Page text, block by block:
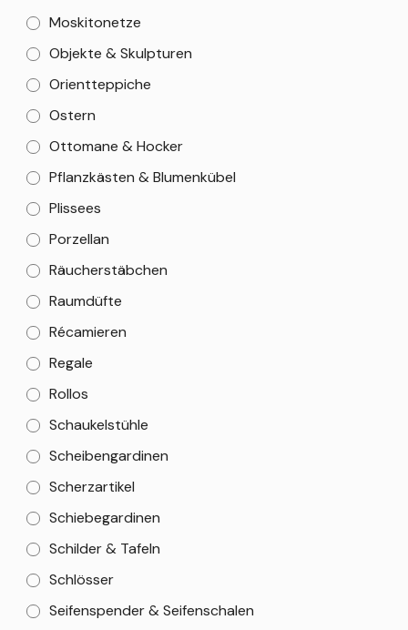
Moskitonetze
Objekte & Skulpturen
Orientteppiche
Ostern
Ottomane & Hocker
Pflanzkästen & Blumenkübel
Plissees
Porzellan
Räucherstäbchen
Raumdüfte
Récamieren
Regale
Rollos
Schaukelstühle
Scheibengardinen
Scherzartikel
Schiebegardinen
Schilder & Tafeln
Schlösser
Seifenspender & Seifenschalen